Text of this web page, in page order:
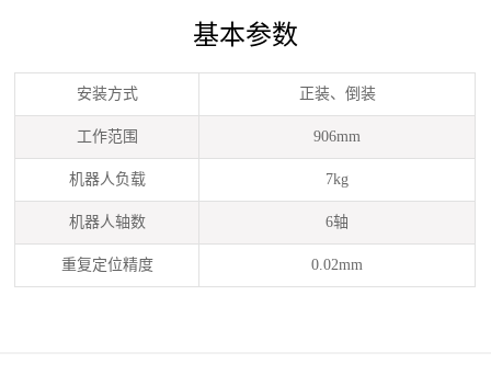
基本参数
安装方式 正装、倒装
工作范围 906mm
机器人负载 7kg
机器人轴数 6轴
重复定位精度 0.02mm